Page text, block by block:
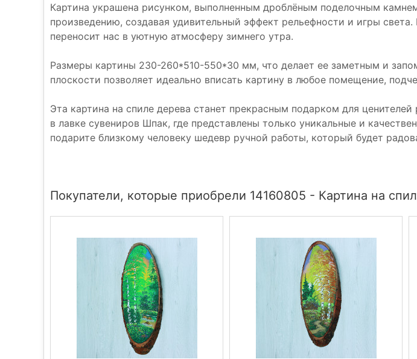
Картина украшена рисунком, выполненным дроблёным поделочным
произведению, создавая удивительный эффект рельефности и игры
переносит нас в уютную атмосферу зимнего утра.
Размеры картины 230-260*510-550*30 мм, что делает ее заметным и
плоскости позволяет идеально вписать картину в любое помещение,
Эта картина на спиле дерева станет прекрасным подарком для
в лавке сувениров Шпак, где представлены только уникальные и
подарите близкому человеку шедевр ручной работы, который будет
Покупатели, которые приобрели 14160805 - Картина на